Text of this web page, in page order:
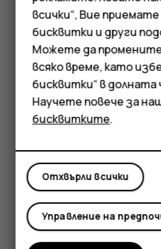
Смартфони
Мобилни
Аксесоари
Таблети
Съвет:За да
докоснете
подробностите.
Изтриване на среща
Докоснете срещата.
Полезен ли беше
всички“, Вие
бисквитки и други
Можете да
всяко време, като
бисквитки“ в
Научете повече за
бисквитките.
Отхвърли всички
Управление на